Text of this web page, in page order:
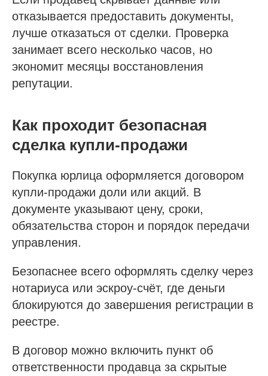
отказывается предоставить документы,
лучше отказаться от сделки. Проверка
занимает всего несколько часов, но
экономит месяцы восстановления
репутации.
Как проходит безопасная
сделка купли-продажи
Покупка юрлица оформляется договором
купли-продажи доли или акций. В
документе указывают цену, сроки,
обязательства сторон и порядок передачи
управления.
Безопаснее всего оформлять сделку через
нотариуса или эскроу-счёт, где деньги
блокируются до завершения регистрации в
реестре.
В договор можно включить пункт об
ответственности продавца за скрытые